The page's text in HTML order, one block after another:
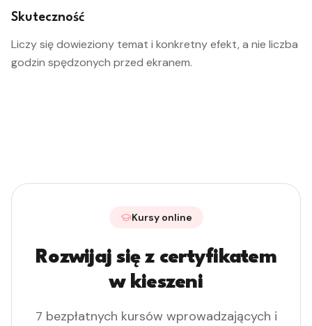
Skuteczność
Liczy się dowieziony temat i konkretny efekt, a nie liczba
godzin spędzonych przed ekranem.
Kursy online
Rozwijaj się z certyfikatem
w kieszeni
7 bezpłatnych kursów wprowadzających i